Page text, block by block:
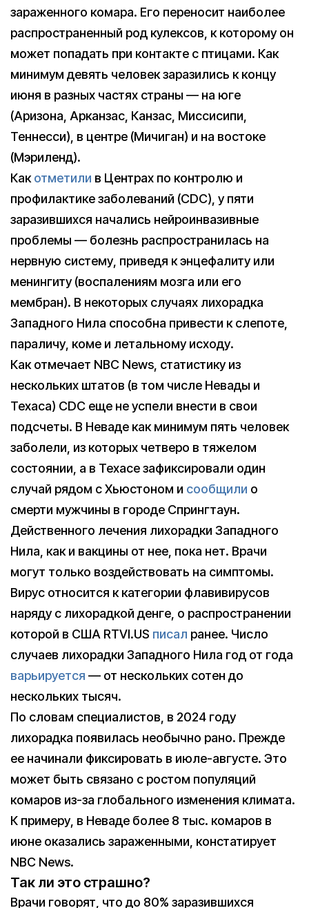
зараженного комара. Его переносит наиболее
распространенный род кулексов, к которому он
может попадать при контакте с птицами. Как
минимум девять человек заразились к концу
июня в разных частях страны — на юге
(Аризона, Арканзас, Канзас, Миссисипи,
Теннесси), в центре (Мичиган) и на востоке
(Мэриленд).
Какотметили в Центрах по контролю и
профилактике заболеваний (CDC), у пяти
заразившихся начались нейроинвазивные
проблемы — болезнь распространилась на
нервную систему, приведя к энцефалиту или
менингиту (воспалениям мозга или его
мембран). В некоторых случаях лихорадка
Западного Нила способна привести к слепоте,
параличу, коме и летальному исходу.
Как отмечает NBC News, статистику из
нескольких штатов (в том числе Невады и
Техаса) CDC еще не успели внести в свои
подсчеты. В Неваде как минимум пять человек
заболели, из которых четверо в тяжелом
состоянии, а в Техасе зафиксировали один
случай рядом с Хьюстоном и сообщили о
смерти мужчины в городе Спрингтаун.
Действенного лечения лихорадки Западного
Нила, как и вакцины от нее, пока нет. Врачи
могут только воздействовать на симптомы.
Вирус относится к категории флавивирусов
наряду с лихорадкой денге, о распространении
которой в США RTVI.US писал ранее. Число
случаев лихорадки Западного Нила год от года
варьируется — от нескольких сотен до
нескольких тысяч.
По словам специалистов, в 2024 году
лихорадка появилась необычно рано. Прежде
ее начинали фиксировать в июле-августе. Это
может быть связано с ростом популяций
комаров из-за глобального изменения климата.
К примеру, в Неваде более 8 тыс. комаров в
июне оказались зараженными, констатирует
NBC News.
Так ли это страшно?
Врачи говорят, что до 80% заразившихся